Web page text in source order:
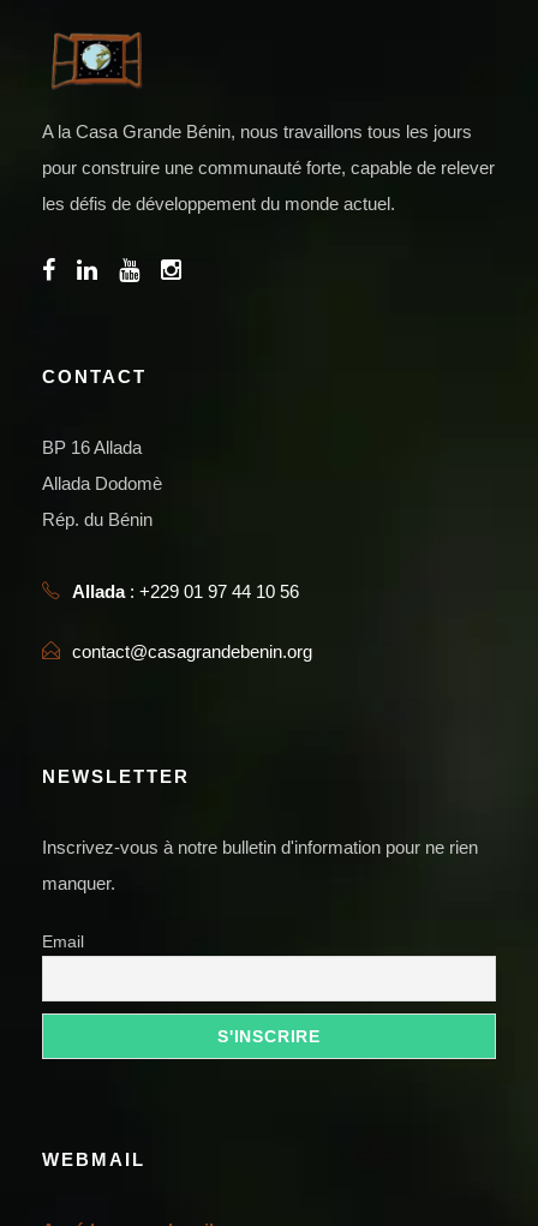
A la Casa Grande Bénin, nous travaillons tous les jours
pour construire une communauté forte, capable de relever
les défis de développement du monde actuel.
CONTACT
BP 16 Allada
Allada Dodomè
Rép. du Bénin
Allada: +229 01 97 44 10 56
contact@casagrandebenin.org
NEWSLETTER
Inscrivez-vous à notre bulletin d'information pour ne rien
manquer.
Email
WEBMAIL